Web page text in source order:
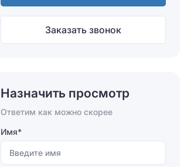
Заказать звонок
Назначить просмотр
Ответим как можно скорее
Имя*